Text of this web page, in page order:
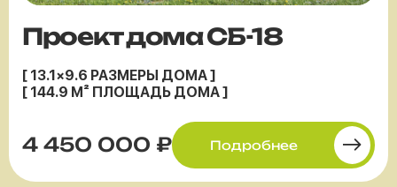
Проект дома СБ-18
[ 13.1×9.6 РАЗМЕРЫ ДОМА ]
[ 144.9 М² ПЛОЩАДЬ ДОМА ]
4 450 000 ₽ Подробнее